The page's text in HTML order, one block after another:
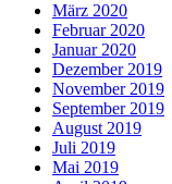
März 2020
Februar 2020
Januar 2020
Dezember 2019
November 2019
September 2019
August 2019
Juli 2019
Mai 2019